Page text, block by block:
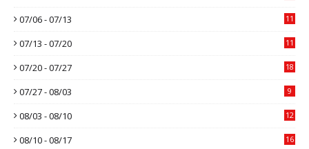
07/06 - 07/13 11
07/13 - 07/20 11
07/20 - 07/27 18
07/27 - 08/03 9
08/03 - 08/10 12
08/10 - 08/17 16